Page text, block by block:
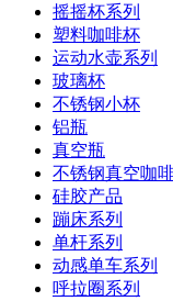
摇摇杯系列
塑料咖啡杯
运动水壶系列
玻璃杯
不锈钢小杯
铝瓶
真空瓶
不锈钢真空咖
硅胶产品
蹦床系列
单杆系列
动感单车系列
呼拉圈系列